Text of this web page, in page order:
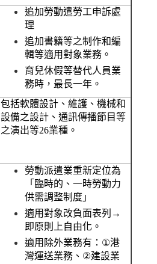
追加勞動遣勞工申訴處
理
追加書籍等之制作和編
輯等適用對象業務。
育兒休假等替代人員業
務時，最長一年。
包括軟體設計、維護、機械和
設備之設計、通訊傳播節目等
之演出等26業種。
勞動派遣業重新定位為
「臨時的、一時勞動力
供需調整制度」
適用對象改負面表列 →
即原則上自由化。
適用除外業務有： ①港
灣運送業務、 ②建設業